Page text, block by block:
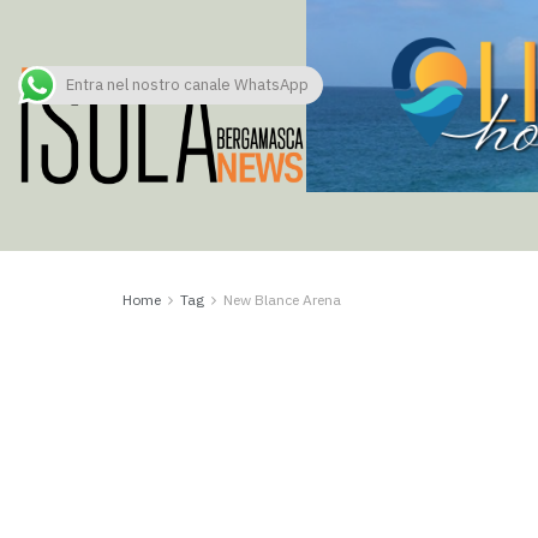
Home Tag New Blance Arena
Entra nel nostro canale WhatsApp